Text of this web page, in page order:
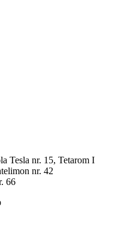
Tesla nr. 15, Tetarom I
nr. 42
66